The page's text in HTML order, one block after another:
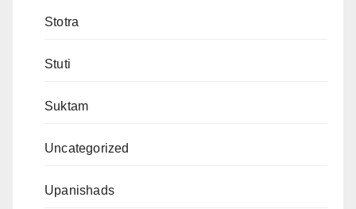
Stotra
Stuti
Suktam
Uncategorized
Upanishads